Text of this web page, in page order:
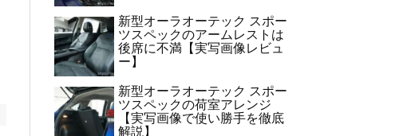
新型オーラオーテック スポー
ツスペックのアームレストは
後席に不満【実写画像レビュ
ー】
新型オーラオーテック スポー
ツスペックの荷室アレンジ
【実写画像で使い勝手を徹底
解説】